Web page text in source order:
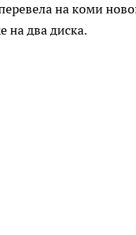
на коми
на два диска.